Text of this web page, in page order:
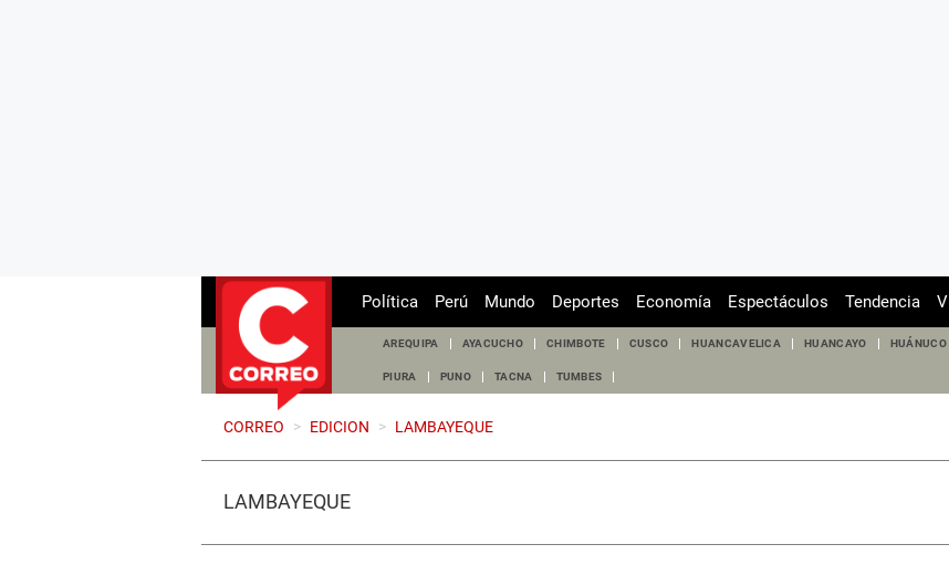
Política Perú Mundo Deportes Economía Espectáculos Tendencia
AREQUIPA AYACUCHO CHIMBOTE CUSCO HUANCAVELICA HUANCAYO HUÁNUCO
PIURA PUNO TACNA TUMBES
CORREO > EDICION > LAMBAYEQUE
LAMBAYEQUE